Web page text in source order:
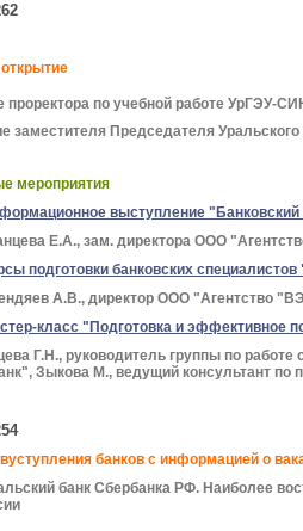
проректора по учебной работе УрГЭУ-
заместителя Председателя
мероприятия
выступление "Банковский
Е.А., зам. директора ООО
подготовки банковских
А.В., директор ООО "Агентство
класс "Подготовка и эффективное
Г.Н., руководитель группы по
Зыкова М., ведущий консультант по
банков с информацией о
банк Сбербанка РФ. Наиболее